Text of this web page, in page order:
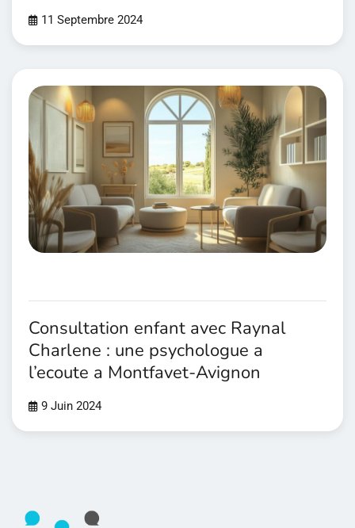
11 Septembre 2024
Consultation enfant avec Raynal
Charlene : une psychologue a
l’ecoute a Montfavet-Avignon
9 Juin 2024